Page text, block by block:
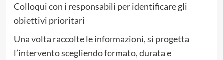
Colloqui con i responsabili per identificare gli
obiettivi prioritari
Una volta raccolte le informazioni, si progetta
l’intervento scegliendo formato, durata e